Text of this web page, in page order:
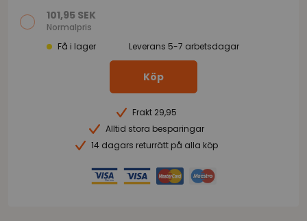
101,95 SEK
Normalpris
Få i lager
Leverans 5-7 arbetsdagar
Köp
Frakt 29,95
Alltid stora besparingar
14 dagars returrätt på alla köp